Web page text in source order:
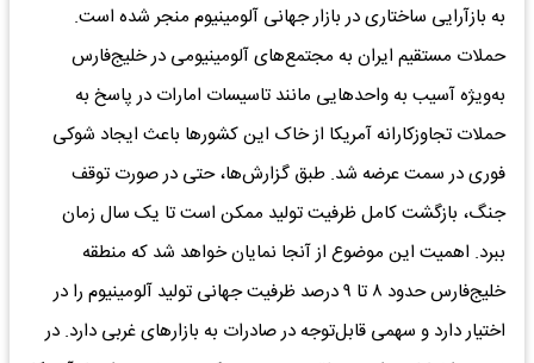
به بازآرایی ساختاری در بازار جهانی آلومینیوم منجر شده است.
حملات مستقیم ایران به مجتمع‌های آلومینیومی در خلیج‌فارس
به‌ویژه آسیب به واحدهایی مانند تاسیسات امارات در پاسخ به
حملات تجاوزکارانه آمریکا از خاک این کشورها باعث ایجاد شوکی
فوری در سمت عرضه شد. طبق گزارش‌ها، حتی در صورت توقف
جنگ، بازگشت کامل ظرفیت تولید ممکن است تا یک سال زمان
ببرد. اهمیت این موضوع از آنجا نمایان خواهد شد که منطقه
خلیج‌فارس حدود ۸ تا ۹ درصد ظرفیت جهانی تولید آلومینیوم را در
اختیار دارد و سهمی قابل‌توجه در صادرات به بازارهای غربی دارد. در